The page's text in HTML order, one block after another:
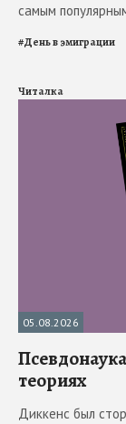
самым
#День в эмиграции
Читалка
05.08.2026
теориях
Диккенс был